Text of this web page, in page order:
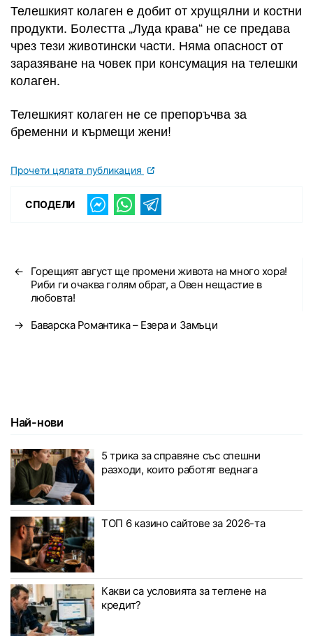
Телешкият колаген е добит от хрущялни и костни
продукти. Болестта „Луда крава“ не се предава
чрез тези животински части. Няма опасност от
заразяване на човек при консумация на телешки
колаген.
Телешкият колаген не се препоръчва за
бременни и кърмещи жени!
Прочети цялата публикация
СПОДЕЛИ
←
Горещият август ще промени живота на много хора!
Риби ги очаква голям обрат, а Овен нещастие в
любовта!
→ Баварска Романтика – Езера и Замъци
Най-нови
5 трика за справяне със спешни
разходи, които работят веднага
ТОП 6 казино сайтове за 2026-та
Какви са условията за теглене на
кредит?